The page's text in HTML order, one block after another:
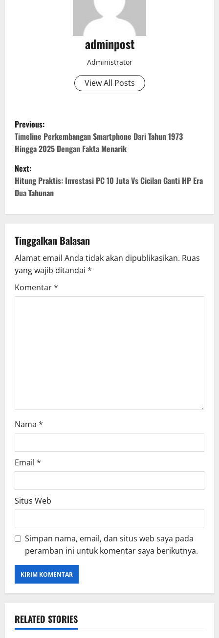
adminpost
Administrator
View All Posts
P
o
s
t
n
v
i
g
Previous:
Timeline Perkembangan Smartphone Dari Tahun 1973
Hingga 2025 Dengan Fakta Menarik
Next:
Hitung Praktis: Investasi PC 10 Juta Vs Cicilan Ganti HP Era
Dua Tahunan
Tinggalkan Balasan
Alamat email Anda tidak akan dipublikasikan. Ruas
yang wajib ditandai *
Komentar*
Nama *
Email *
Situs Web
Simpan nama, email, dan situs web saya pada
peramban ini untuk komentar saya berikutnya.
RELATED STORIES